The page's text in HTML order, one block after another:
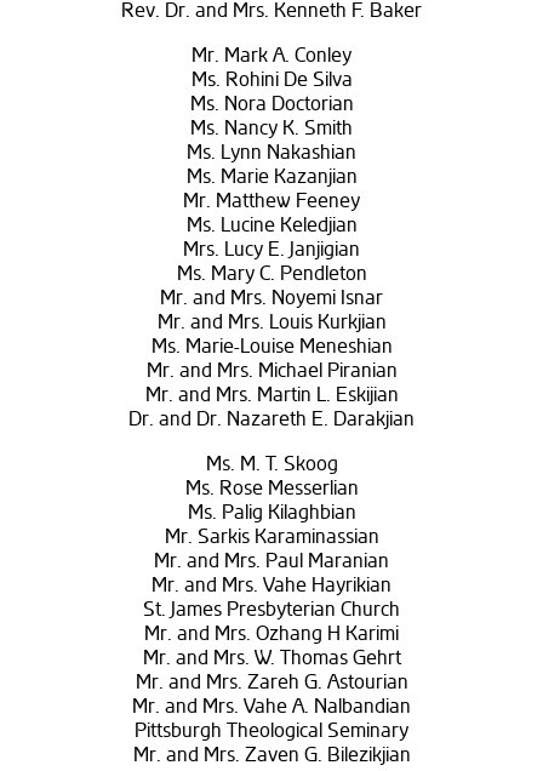
Rev. Dr. and Mrs. Kenneth F. Baker
Mr. Mark A. Conley
Ms. Rohini De Silva
Ms. Nora Doctorian
Ms. Nancy K. Smith
Ms. Lynn Nakashian
Ms. Marie Kazanjian
Mr. Matthew Feeney
Ms. Lucine Keledjian
Mrs. Lucy E. Janjigian
Ms. Mary C. Pendleton
Mr. and Mrs. Noyemi Isnar
Mr. and Mrs. Louis Kurkjian
Ms. Marie-Louise Meneshian
Mr. and Mrs. Michael Piranian
Mr. and Mrs. Martin L. Eskijian
Dr. and Dr. Nazareth E. Darakjian
Ms. M. T. Skoog
Ms. Rose Messerlian
Ms. Palig Kilaghbian
Mr. Sarkis Karaminassian
Mr. and Mrs. Paul Maranian
Mr. and Mrs. Vahe Hayrikian
St. James Presbyterian Church
Mr. and Mrs. Ozhang H Karimi
Mr. and Mrs. W. Thomas Gehrt
Mr. and Mrs. Zareh G. Astourian
Mr. and Mrs. Vahe A. Nalbandian
Pittsburgh Theological Seminary
Mr. and Mrs. Zaven G. Bilezikjian